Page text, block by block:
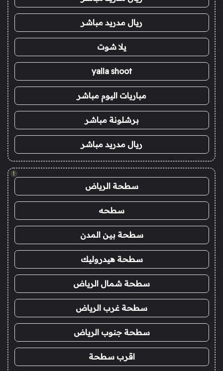
ريال مدريد مباشر
يلا شوت
yalla shoot
مباريات اليوم مباشر
برشلونة مباشر
ريال مدريد مباشر
!
سطحة الرياض
سطحه
سطحة بين المدن
سطحة هيدروليك
سطحة شمال الرياض
سطحة غرب الرياض
سطحة جنوب الرياض
اقرب سطحة